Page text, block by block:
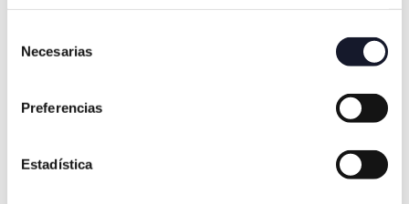
Necesarias
Preferencias
Estadística